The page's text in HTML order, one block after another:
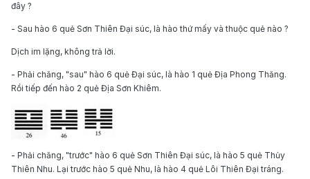
đây ?
- Sau hào 6 quẻ Sơn Thiên Đại súc, là hào thứ mấy và thuộc quẻ nào ?
Dịch im lặng, không trả lời.
- Phải chăng, "sau" hào 6 quẻ Đại súc, là hào 1 quẻ Địa Phong Thăng.
Rồi tiếp đến hào 2 quẻ Địa Sơn Khiêm.
- Phải chăng, "trước" hào 6 quẻ Sơn Thiên Đại súc, là hào 5 quẻ Thủy
Thiên Nhu. Lại trước hào 5 quẻ Nhu, là hào 4 quẻ Lôi Thiên Đại tráng.